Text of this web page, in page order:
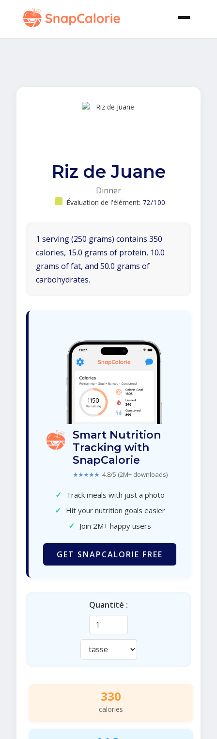
Riz de Juane
Dinner
Évaluation de l'élément: 72/100
1 serving (250 grams) contains 350
calories, 15.0 grams of protein, 10.0
grams of fat, and 50.0 grams of
carbohydrates.
Smart Nutrition
Tracking with
SnapCalorie
★★★★★ 4.8/5 (2M+ downloads)
✓ Track meals with just a photo
✓ Hit your nutrition goals easier
✓ Join 2M+ happy users
GET SNAPCALORIE FREE
Quantité :
330
calories